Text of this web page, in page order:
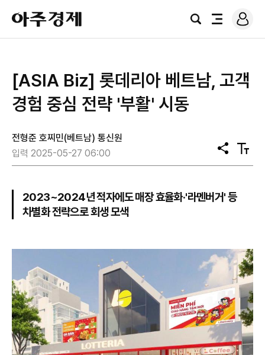
아
주
경
검
전
로
그
[ASIA Biz] 롯데리아 베트남, 고객
경험 중심 전략 '부활' 시동
전형준 호찌민(베트남) 통신원
입력 2025-05-27 06:00
공
유
텍
스
2023~2024년 적자에도 매장 효율화·'라멘버거' 등
차별화 전략으로 회생 모색